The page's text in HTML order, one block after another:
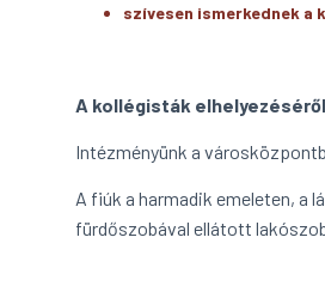
szívesen ismerkednek a
A kollégisták elhelyezéséről
Intézményünk a
A fiúk a harmadik emeleten, a
fürdőszobával ellátott